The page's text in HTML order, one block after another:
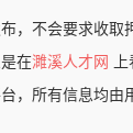
，不会要求收取
在濉溪人才网
上
，所有信息均由